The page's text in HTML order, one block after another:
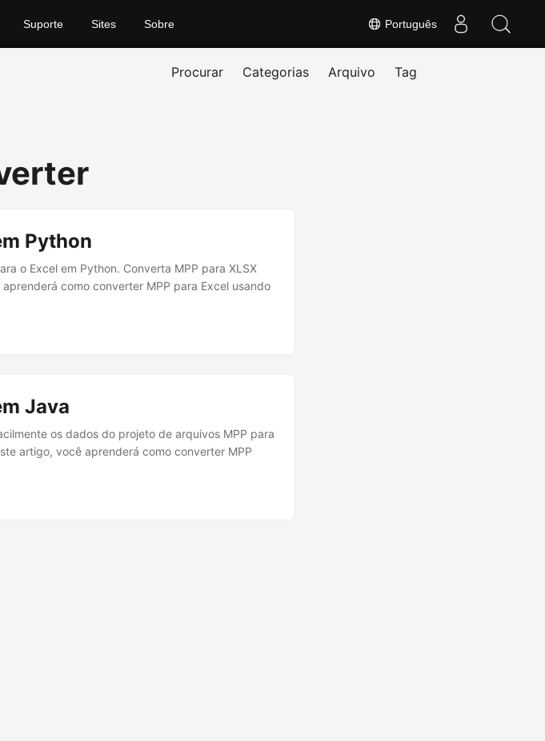
Português
Suporte Sites Sobre
Procurar Categorias Arquivo Tag
Python
o Excel em Python. Converta MPP para XLSX
como converter MPP para Excel usando
Java
os dados do projeto de arquivos MPP para
artigo, você aprenderá como converter MPP